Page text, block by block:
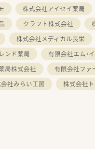
株式会社アイセイ薬局
クラフト株式会社
株式会社メディカル長栄
ンド薬局 有限会社エム・
局株式会社 有限会社ファ
社みらい工房 株式会社